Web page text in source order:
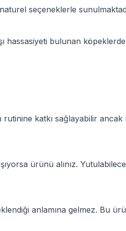
seçeneklerle
hassasiyeti bulunan
katkı sağlayabilir ancak
ürünü alınız.
anlamına gelmez. Bu